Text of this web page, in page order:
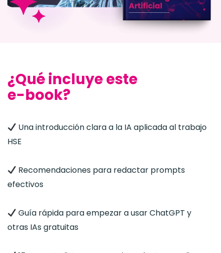
¿Qué incluye este
e-book?
Una introducción clara a la IA aplicada al trabajo
HSE
Recomendaciones para redactar prompts
efectivos
Guía rápida para empezar a usar ChatGPT y
otras IAs gratuitas